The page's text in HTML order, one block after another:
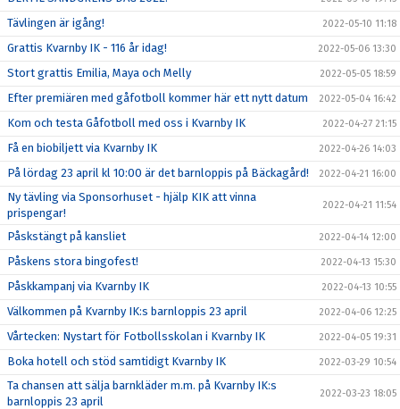
Tävlingen är igång! 2022-05-10 11:18
Grattis Kvarnby IK - 116 år idag! 2022-05-06 13:30
Stort grattis Emilia, Maya och Melly 2022-05-05 18:59
Efter premiären med gåfotboll kommer här ett nytt datum 2022-05-04 16:42
Kom och testa Gåfotboll med oss i Kvarnby IK 2022-04-27 21:15
Få en biobiljett via Kvarnby IK 2022-04-26 14:03
På lördag 23 april kl 10:00 är det barnloppis på Bäckagård! 2022-04-21 16:00
Ny tävling via Sponsorhuset - hjälp KIK att vinna
prispengar!
2022-04-21 11:54
Påskstängt på kansliet 2022-04-14 12:00
Påskens stora bingofest! 2022-04-13 15:30
Påskkampanj via Kvarnby IK 2022-04-13 10:55
Välkommen på Kvarnby IK:s barnloppis 23 april 2022-04-06 12:25
Vårtecken: Nystart för Fotbollsskolan i Kvarnby IK 2022-04-05 19:31
Boka hotell och stöd samtidigt Kvarnby IK 2022-03-29 10:54
Ta chansen att sälja barnkläder m.m. på Kvarnby IK:s
barnloppis 23 april
2022-03-23 18:05